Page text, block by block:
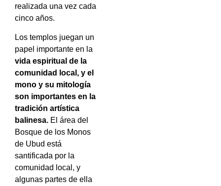
realizada una vez cada
cinco años.
Los templos juegan un
papel importante en la
vida espiritual de la
comunidad local, y el
mono y su mitología
son importantes en la
tradición artística
balinesa. El área del
Bosque de los Monos
de Ubud está
santificada por la
comunidad local, y
algunas partes de ella